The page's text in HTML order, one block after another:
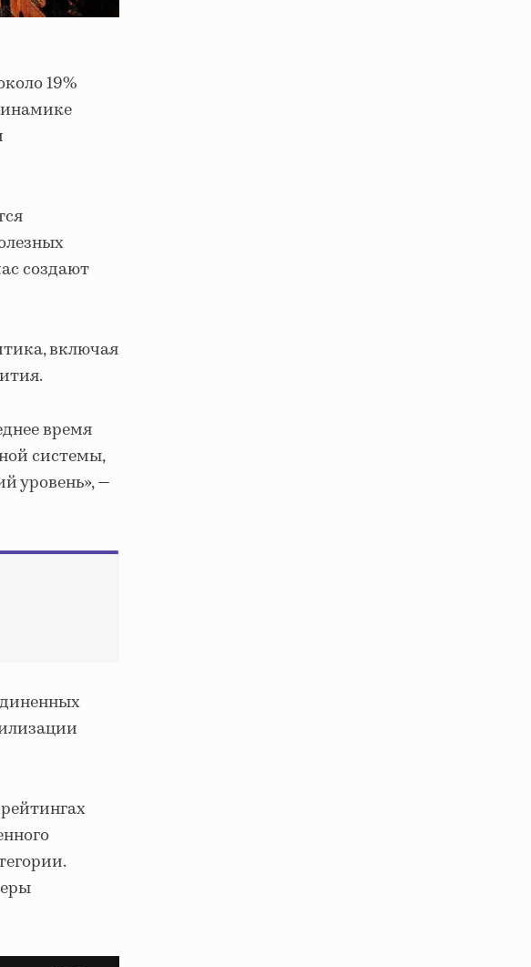
19%
создают
включая
время
системы,
уровень», —